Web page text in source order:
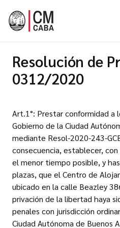
Resolución de
0312/2020
Art.1°: Prestar conformidad a
Gobierno de la Ciudad
mediante Resol-2020-243-
consecuencia, establecer,
el menor tiempo posible, y
plazas, que el Centro de
ubicado en la calle Beazley
privación de la libertad haya
penales con jurisdicción
Ciudad Autónoma de Buenos